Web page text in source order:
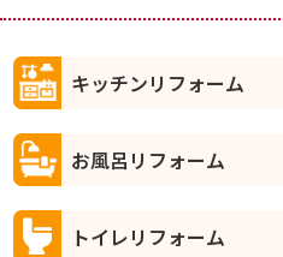
キッチンリフォーム
お風呂リフォーム
トイレリフォーム